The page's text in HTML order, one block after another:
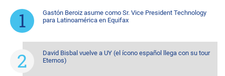
Gastón Beroiz asume como Sr. Vice President Technology
para Latinoamérica en Equifax
David Bisbal vuelve a UY (el ícono español llega con su tour
Eternos)